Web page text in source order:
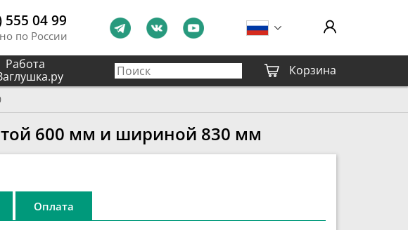
555 04 99
по России
Работа
Корзина
600 мм и шириной 830 мм
Оплата